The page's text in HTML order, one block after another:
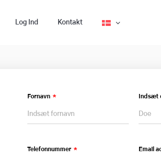
Log Ind Kontakt
Fornavn Indsæt
Telefonnummer Email